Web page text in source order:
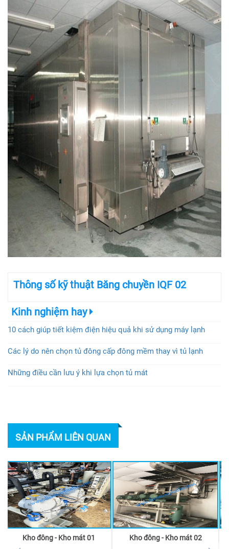
Thông số kỹ thuật Băng chuyền IQF 02
Kinh nghiệm hay
10 cách giúp tiết kiệm điện hiệu quả khi sử dụng máy lạnh
Các lý do nên chọn tủ đông cấp đông mềm thay vì tủ lạnh
Những điều cần lưu ý khi lựa chọn tủ mát
SẢN PHẨM LIÊN QUAN
Kho đông - Kho mát 01 Kho đông - Kho mát 02
prev next